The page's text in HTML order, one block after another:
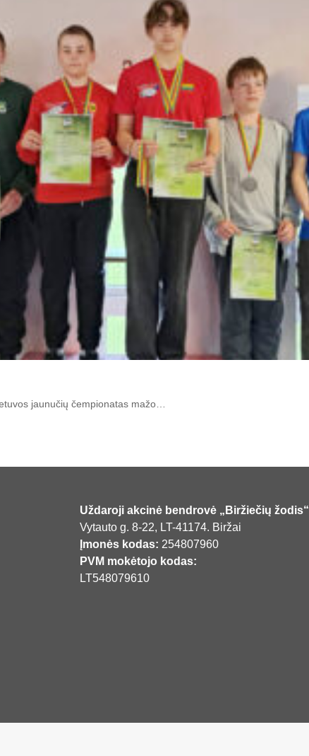
jaunučių čempionatas mažo…
Uždaroji akcinė bendrovė „Biržiečių žodis“
Vytauto g. 8-22, LT-41174. Biržai
Įmonės kodas: 254807960
PVM mokėtojo kodas:
LT548079610